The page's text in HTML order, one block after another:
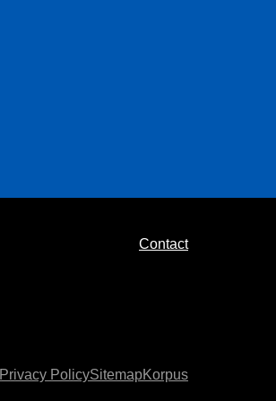
Contact
Privacy PolicySitemapKorpus